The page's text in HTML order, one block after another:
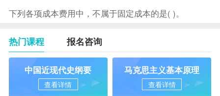
下列各项成本费用中，不属于固定成本的是( )。
热门课程 报名咨询
中国近现代史纲要
查看详情
马克思主义基本原理
查看详情